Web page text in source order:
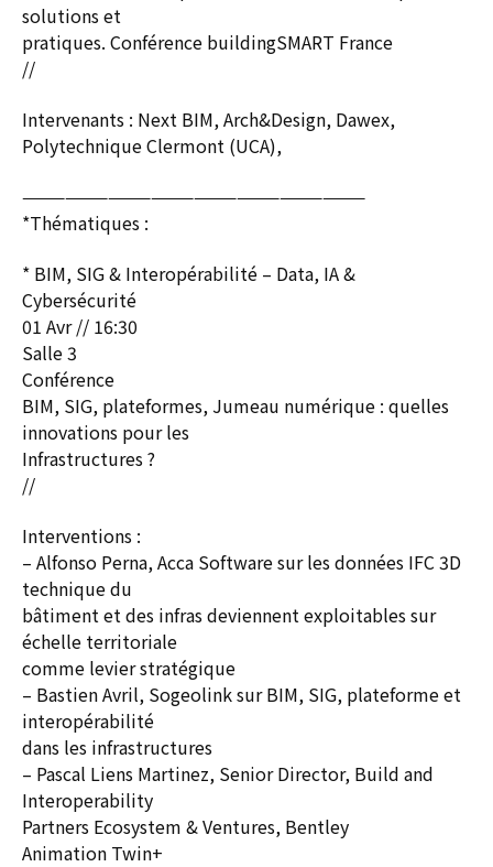
solutions et
pratiques. Conférence buildingSMART France
//
Intervenants : Next BIM, Arch&Design, Dawex,
Polytechnique Clermont (UCA),
————————————————————————
*Thématiques :
* BIM, SIG & Interopérabilité – Data, IA &
Cybersécurité
01 Avr // 16:30
Salle 3
Conférence
BIM, SIG, plateformes, Jumeau numérique : quelles
innovations pour les
Infrastructures ?
//
Interventions :
– Alfonso Perna, Acca Software sur les données IFC 3D
technique du
bâtiment et des infras deviennent exploitables sur
échelle territoriale
comme levier stratégique
– Bastien Avril, Sogeolink sur BIM, SIG, plateforme et
interopérabilité
dans les infrastructures
– Pascal Liens Martinez, Senior Director, Build and
Interoperability
Partners Ecosystem & Ventures, Bentley
Animation Twin+